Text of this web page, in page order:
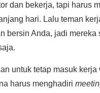
dan bekerja, tapi harus
hari. Lalu teman
bersin Anda, jadi mereka
untuk tetap masuk kerja
harus menghadiri